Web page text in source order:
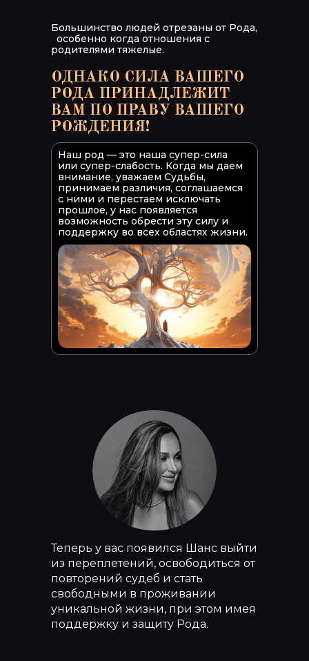
Наш род — это наша супер-сила
или супер-слабость. Когда мы даем
внимание, уважаем Судьбы,
принимаем различия, соглашаемся
с ними и перестаем исключать
прошлое, у нас появляется
возможность обрести эту силу и
поддержку во всех областях жизни.
Большинство людей отрезаны от Рода,
особенно когда отношения с
родителями тяжелые.
ОДНАКО СИЛА ВАШЕГО
РОДА ПРИНАДЛЕЖИТ
ВАМ ПО ПРАВУ ВАШЕГО
РОЖДЕНИЯ!
Теперь у вас появился Шанс выйти
из переплетений, освободиться от
повторений судеб и стать
свободными в проживании
уникальной жизни, при этом имея
поддержку и защиту Рода.
Приобрести ритуал